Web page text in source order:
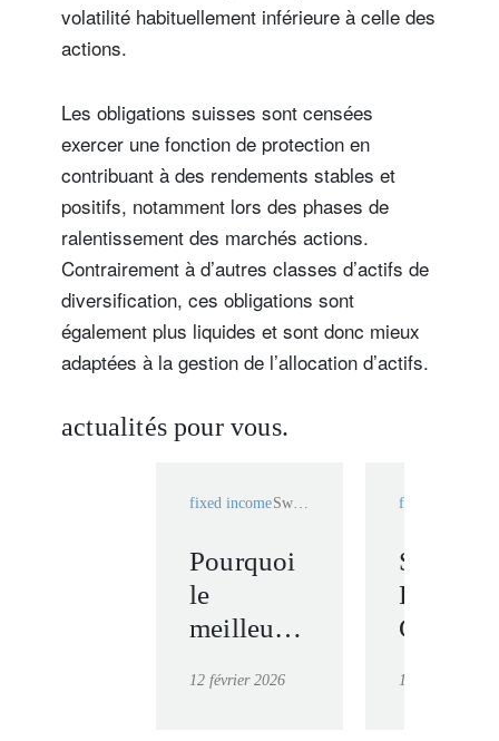
volatilité habituellement inférieure à celle des
actions.
Les obligations suisses sont censées
exercer une fonction de protection en
contribuant à des rendements stables et
positifs, notamment lors des phases de
ralentissement des marchés actions.
Contrairement à d’autres classes d’actifs de
diversification, ces obligations sont
également plus liquides et sont donc mieux
adaptées à la gestion de l’allocation d’actifs.
actualités pour vous.
fixed income
Pourquoi
le
meilleur
d’obligations
12 février 2026
fixed income
Swiss
Franc
Credit
17 novembre